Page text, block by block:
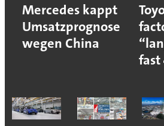
Mercedes kappt
Umsatzprognose
wegen China
fast